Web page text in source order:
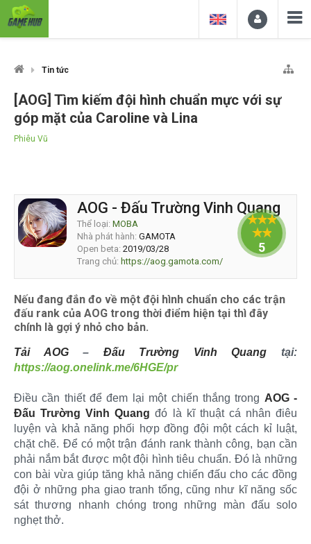
Tin tức
[AOG] Tìm kiếm đội hình chuẩn mực với sự
góp mặt của Caroline và Lina
Phiêu Vũ
AOG - Đấu Trường Vinh Quang
Thể loại: MOBA
Nhà phát hành: GAMOTA
Open beta: 2019/03/28
Trang chủ: https://aog.gamota.com/
5
Nếu đang đắn đo về một đội hình chuẩn cho các trận
đấu rank của AOG trong thời điểm hiện tại thì đây
chính là gợi ý nhỏ cho bản.
Tải AOG– Đấu Trường Vinh Quang tại:
https://aog.onelink.me/6HGE/pr
Điều cần thiết để đem lại một chiến thắng trong AOG -
Đấu Trường Vinh Quang đó là kĩ thuật cá nhân điêu
luyện và khả năng phối hợp đồng đội một cách kỉ luật,
chặt chẽ. Để có một trận đánh rank thành công, bạn cần
phải nắm bắt được một đội hình tiêu chuẩn. Đó là những
con bài vừa giúp tăng khả năng chiến đấu cho các đồng
đội ở những pha giao tranh tổng, cũng như kĩ năng sốc
sát thương nhanh chóng trong những màn đấu solo
nghẹt thở.